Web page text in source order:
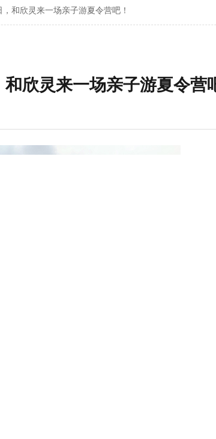
和欣灵来一场亲子游夏令营吧！
欣灵来一场亲子游夏令营